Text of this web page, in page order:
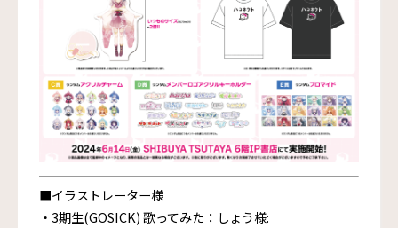
■イラストレーター様
・3期生(GOSICK) 歌ってみた：しょう様: